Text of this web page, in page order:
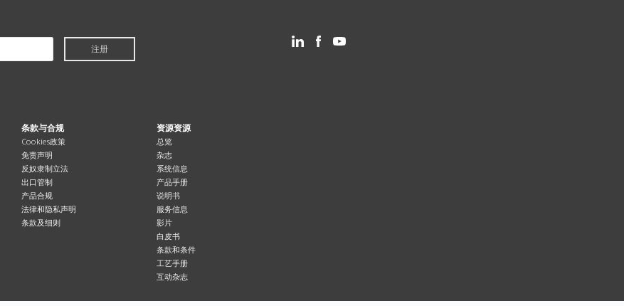
注册
条款与合规
Cookies政策
免责声明
反奴隶制立法
出口管制
产品合规
法律和隐私声明
条款及细则
资源资源
总览
杂志
系统信息
产品手册
说明书
服务信息
影片
白皮书
条款和条件
工艺手册
互动杂志